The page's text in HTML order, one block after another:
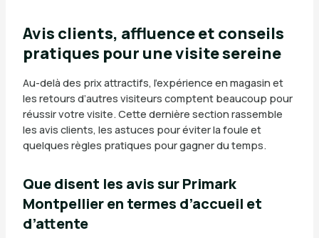
Avis clients, affluence et conseils
pratiques pour une visite sereine
Au-delà des prix attractifs, l’expérience en magasin et
les retours d’autres visiteurs comptent beaucoup pour
réussir votre visite. Cette dernière section rassemble
les avis clients, les astuces pour éviter la foule et
quelques règles pratiques pour gagner du temps.
Que disent les avis sur Primark
Montpellier en termes d’accueil et
d’attente